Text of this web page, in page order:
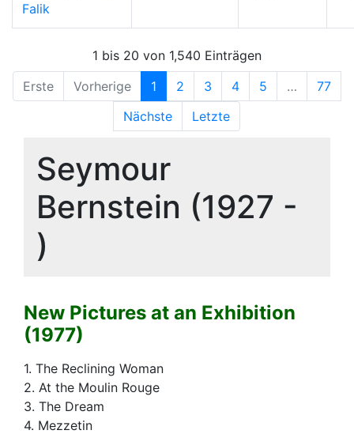
Falik
1 bis 20 von 1,540 Einträgen
Erste
Vorherige 1 2 3 4 5 …
77
Nächste
Letzte
Seymour
Bernstein (1927 -
)
New Pictures at an Exhibition
(1977)
1. The Reclining Woman
2. At the Moulin Rouge
3. The Dream
4. Mezzetin